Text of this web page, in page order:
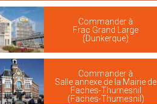
Commander à
Frac Grand Large
(Dunkerque)
Commander à
Salle annexe de la Mairie de
Faches-Thumesnil
(Faches-Thumesnil)